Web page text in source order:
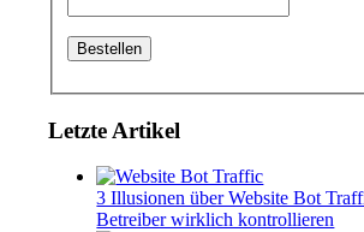
Letzte Artikel
3 Illusionen über Website Bot
Betreiber wirklich kontrollieren